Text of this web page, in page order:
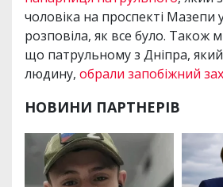
чоловіка на проспекті Мазепи
розповіла, як все було. Також
що патрульному з Дніпра,
людину, обрали запобіжний